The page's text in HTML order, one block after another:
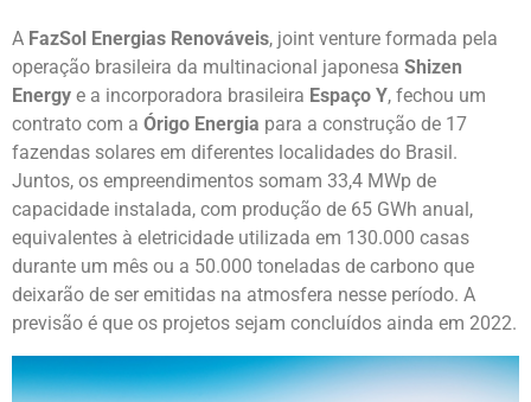
A FazSol Energias Renováveis, joint venture formada pela
operação brasileira da multinacional japonesa Shizen
Energy e a incorporadora brasileira Espaço Y, fechou um
contrato com a Órigo Energia para a construção de 17
fazendas solares em diferentes localidades do Brasil.
Juntos, os empreendimentos somam 33,4 MWp de
capacidade instalada, com produção de 65 GWh anual,
equivalentes à eletricidade utilizada em 130.000 casas
durante um mês ou a 50.000 toneladas de carbono que
deixarão de ser emitidas na atmosfera nesse período. A
previsão é que os projetos sejam concluídos ainda em 2022.